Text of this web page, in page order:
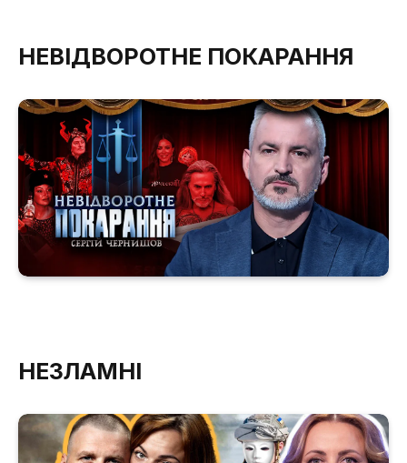
НЕВІДВОРОТНЕ ПОКАРАННЯ
НЕЗЛАМНІ